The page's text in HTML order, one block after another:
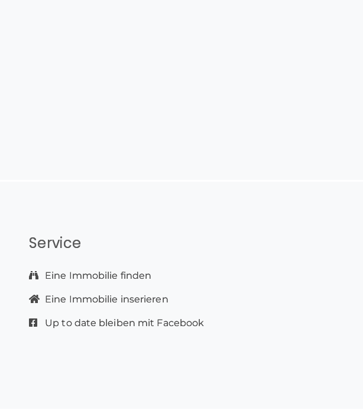
Service
Eine Immobilie finden
Eine Immobilie inserieren
Up to date bleiben mit Facebook